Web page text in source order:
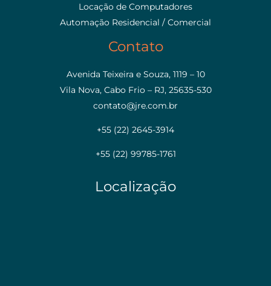
Locação de Computadores
Automação Residencial / Comercial
Contato
Avenida Teixeira e Souza, 1119 – 10
Vila Nova, Cabo Frio – RJ, 25635-530
contato@jre.com.br
+55 (22) 2645-3914
+55 (22) 99785-1761
Localização